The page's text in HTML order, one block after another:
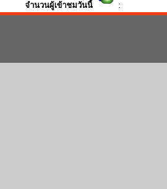
จำนวนผู้เข้าชมวันนี้ :